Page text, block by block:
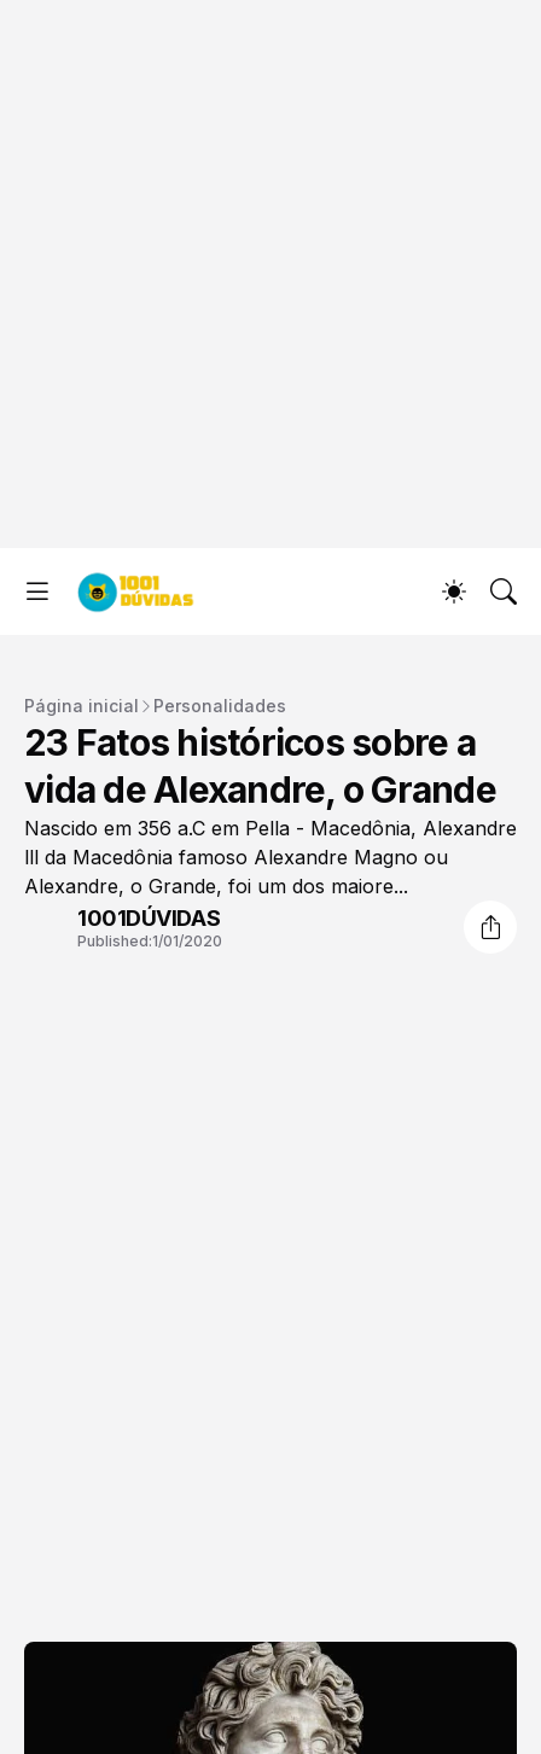
Página inicial Personalidades
23 Fatos históricos sobre a
vida de Alexandre, o Grande
Nascido em 356 a.C em Pella - Macedônia, Alexandre
lll da Macedônia famoso Alexandre Magno ou
Alexandre, o Grande, foi um dos maiore...
1001DÚVIDAS
Published:1/01/2020